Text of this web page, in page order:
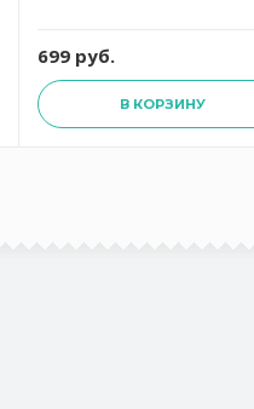
699 руб.
В КОРЗИНУ